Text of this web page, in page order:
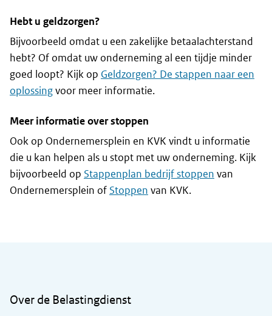
Hebt u geldzorgen?
Bijvoorbeeld omdat u een zakelijke betaalachterstand
hebt? Of omdat uw onderneming al een tijdje minder
goed loopt? Kijk op Geldzorgen? De stappen naar een
oplossingvoor meer informatie.
Meer informatie over stoppen
Ook op Ondernemersplein en KVK vindt u informatie
die u kan helpen als u stopt met uw onderneming. Kijk
bijvoorbeeld op Stappenplan bedrijf stoppen van
Ondernemersplein of Stoppen van KVK.
Over de Belastingdienst